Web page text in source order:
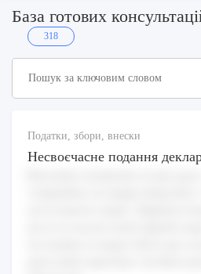
База готових
318
Податки, збори, внески
Несвоєчасне подання